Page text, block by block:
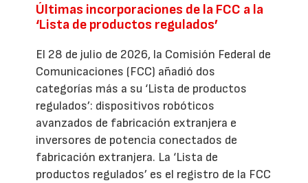
Últimas incorporaciones de la FCC a la
‘Lista de productos regulados’
El 28 de julio de 2026, la Comisión Federal de
Comunicaciones (FCC) añadió dos
categorías más a su ‘Lista de productos
regulados’: dispositivos robóticos
avanzados de fabricación extranjera e
inversores de potencia conectados de
fabricación extranjera. La ‘Lista de
productos regulados’ es el registro de la FCC